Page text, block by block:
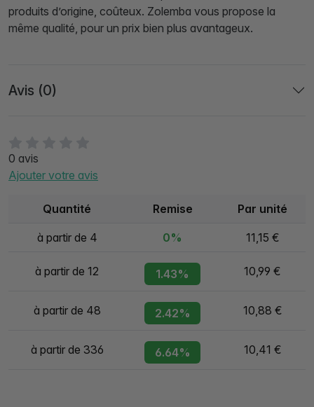
0 avis
Ajouter votre avis
Quantité Remise Par unité
à partir de 4 0% 11,15 €
à partir de 12 1.43% 10,99 €
à partir de 48 2.42% 10,88 €
à partir de 336 6.64% 10,41 €
produits d’origine, coûteux. Zolemba vous propose la
même qualité, pour un prix bien plus avantageux.
Avis (0)